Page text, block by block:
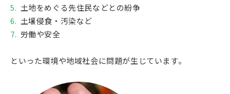
土地をめぐる先住民などとの紛争
土壌侵食・汚染など
労働や安全
といった環境や地域社会に問題が生じています。